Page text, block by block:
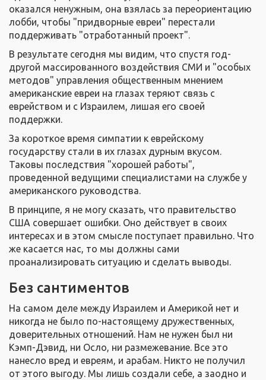
оказался ненужным, она взялась за переориентацию
лобби, чтобы "придворные евреи" перестали
поддерживать "отработанный проект".
В результате сегодня мы видим, что спустя год-
другой массированного воздействия СМИ и "особых
методов" управления общественным мнением
американские евреи на глазах теряют связь с
еврейством и с Израилем, лишая его своей
поддержки.
За короткое время симпатии к еврейскому
государству стали в их глазах дурным вкусом.
Таковы последствия "хорошей работы",
проведенной ведущими специалистами на службе у
американского руководства.
В принципе, я не могу сказать, что правительство
США совершает ошибки. Оно действует в своих
интересах и в этом смысле поступает правильно. Что
же касается нас, то мы должны сами
проанализировать ситуацию и сделать выводы.
Без сантиментов
На самом деле между Израилем и Америкой нет и
никогда не было по-настоящему дружественных,
доверительных отношений. Нам не нужен был ни
Кэмп-Дэвид, ни Осло, ни размежевание. Все это
нанесло вред и евреям, и арабам. Никто не получил
от этого выгоду. Мы лишь создали себе, а заодно и